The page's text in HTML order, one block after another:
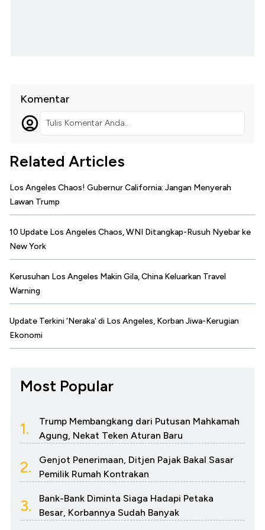
Komentar
Tulis Komentar Anda...
Related Articles
Los Angeles Chaos! Gubernur California: Jangan Menyerah
Lawan Trump
10 Update Los Angeles Chaos, WNI Ditangkap-Rusuh Nyebar ke
New York
Kerusuhan Los Angeles Makin Gila, China Keluarkan Travel
Warning
Update Terkini 'Neraka' di Los Angeles, Korban Jiwa-Kerugian
Ekonomi
Most Popular
1.
Trump Membangkang dari Putusan Mahkamah
Agung, Nekat Teken Aturan Baru
2.
Genjot Penerimaan, Ditjen Pajak Bakal Sasar
Pemilik Rumah Kontrakan
3.
Bank-Bank Diminta Siaga Hadapi Petaka
Besar, Korbannya Sudah Banyak